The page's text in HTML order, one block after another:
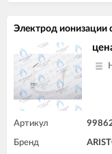
Электрод ионизации
Артикул
Бренд